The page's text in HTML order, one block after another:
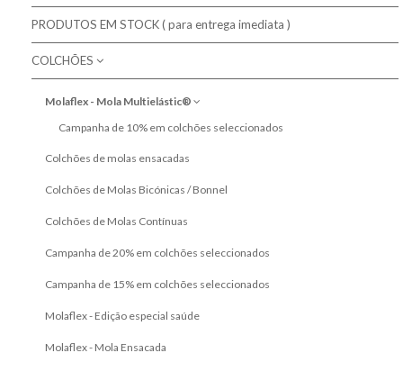
Complementos para descanso
Mobiliário Moderno
Camas Abatíveis
Móveis por Medida
Termos e Condições
PRODUTOS EM STOCK ( para entrega imediata )
COLCHÕES
Molaflex - Mola Multielástic®
Campanha de 10% em colchões seleccionados
Colchões de molas ensacadas
Colchões de Molas Bicónicas / Bonnel
Colchões de Molas Contínuas
Campanha de 20% em colchões seleccionados
Campanha de 15% em colchões seleccionados
Molaflex - Edição especial saúde
Molaflex - Mola Ensacada